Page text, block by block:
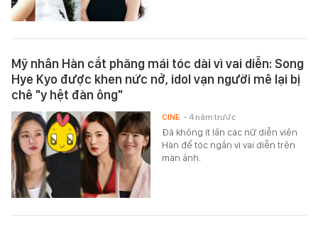
Mỹ nhân Hàn cắt phăng mái tóc dài vì vai diễn: Song
Hye Kyo được khen nức nở, idol vạn người mê lại bị
chê "y hệt đàn ông"
Đã không ít lần các nữ diễn viên
Hàn để tóc ngắn vì vai diễn trên
màn ảnh.
CINE - 4 năm trước